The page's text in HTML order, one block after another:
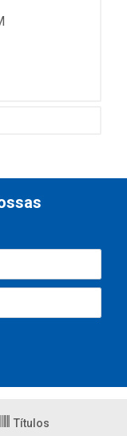
Títulos